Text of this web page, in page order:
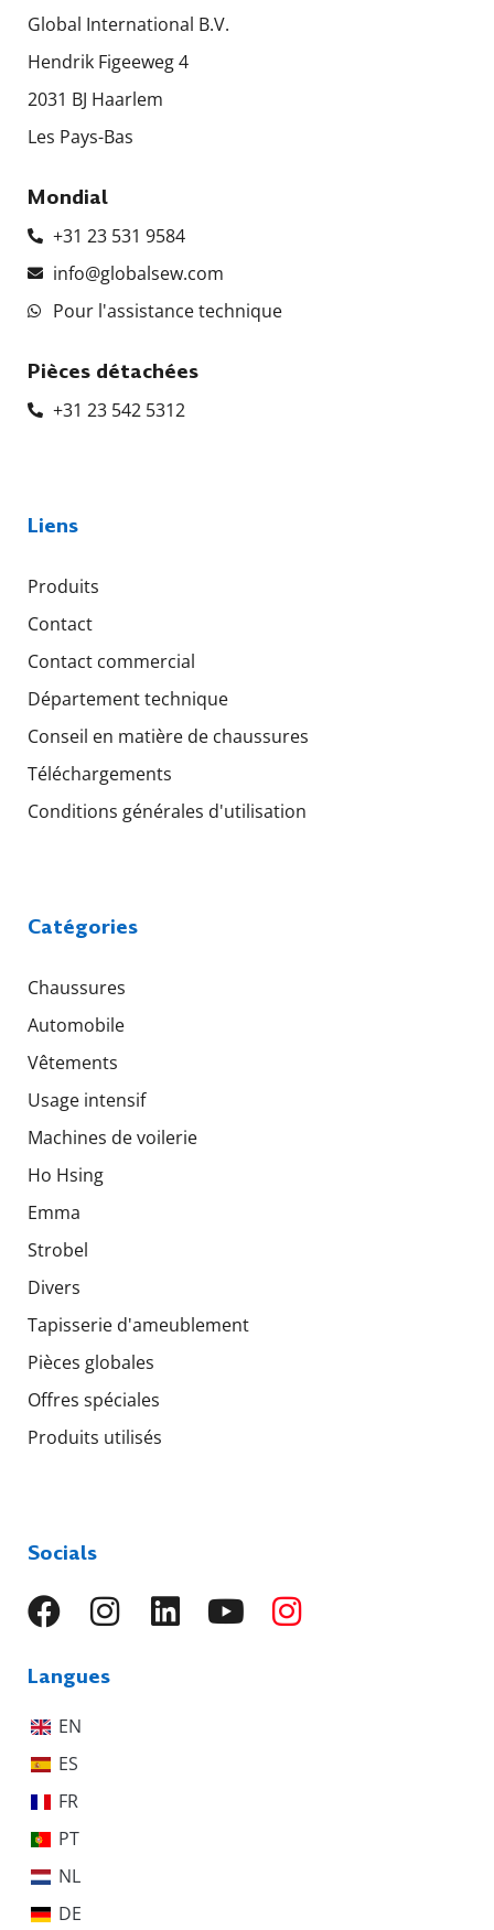
Global International B.V.
Hendrik Figeeweg 4
2031 BJ Haarlem
Les Pays-Bas
Mondial
+31 23 531 9584
info@globalsew.com
Pour l'assistance technique
Pièces détachées
+31 23 542 5312
Liens
Produits
Contact
Contact commercial
Département technique
Conseil en matière de chaussures
Téléchargements
Conditions générales d'utilisation
Catégories
Chaussures
Automobile
Vêtements
Usage intensif
Machines de voilerie
Ho Hsing
Emma
Strobel
Divers
Tapisserie d'ameublement
Pièces globales
Offres spéciales
Produits utilisés
Socials
Langues
EN
ES
FR
PT
NL
DE